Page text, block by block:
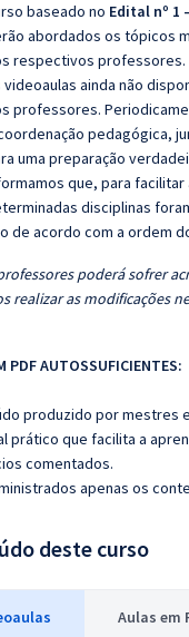
baseado no Edital nº 1
abordados os tópicos
respectivos professores.
videoaulas ainda não
professores.
pedagógica,
uma preparação
que, para
disciplinas
de acordo com a ordem
poderá sofrer
realizar as modificações
PDF AUTOSSUFICIENTES:
produzido por mestres
prático que facilita a
comentados.
apenas os
deste curso
Aulas em